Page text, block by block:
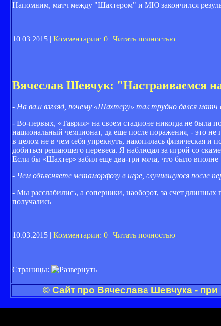
Напомним, матч между "Шахтером" и МЮ закончился
10.03.2015 | Комментарии: 0 | Читать полностью
Вячеслав Шевчук: "Настраиваемся
- На ваш взгляд, почему «Шахтеру» так трудно дался матч
- Во-первых, «Таврия» на своем стадионе никогда не была
национальный чемпионат, да еще после поражения, - это
в целом не в чем себя упрекнуть, накопилась физическая и
добиться решающего перевеса. Я наблюдал за игрой со
Если бы «Шахтер» забил еще два-три мяча, что было вполне
- Чем объясняете метаморфозу в игре, случившуюся после
- Мы расслабились, а соперники, наоборот, за счет длинных
получались
10.03.2015 | Комментарии: 0 | Читать полностью
Страницы:
© Сайт про Вячеслава Шевчука -